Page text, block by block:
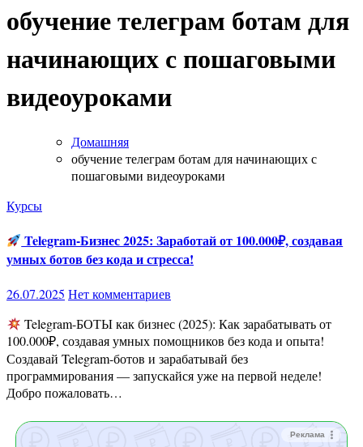
обучение телеграм ботам для
начинающих с пошаговыми
видеоуроками
Домашняя
обучение телеграм ботам для начинающих с
пошаговыми видеоуроками
Курсы
Telegram-Бизнес 2025: Заработай от 100.000₽, создавая
умных ботов без кода и стресса!
26.07.2025 Нет комментариев
Telegram-БОТЫ как бизнес (2025): Как зарабатывать от
100.000₽, создавая умных помощников без кода и опыта!
Создавай Telegram-ботов и зарабатывай без
программирования — запускайся уже на первой неделе!
Добро пожаловать…
Реклама